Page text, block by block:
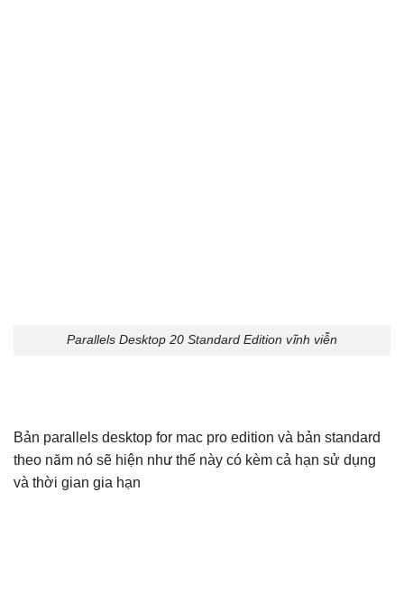
Parallels Desktop 20 Standard Edition vĩnh viễn
Bản parallels desktop for mac pro edition và bản standard
theo năm nó sẽ hiện như thế này có kèm cả hạn sử dụng
và thời gian gia hạn